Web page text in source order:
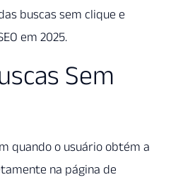
buscas sem clique e
em 2025.
Sem
quando o usuário obtém a
na página de